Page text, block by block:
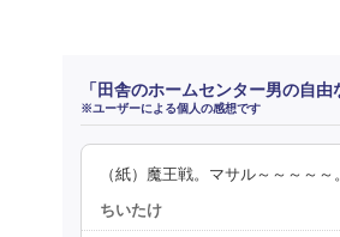
「田舎のホームセンター男の自
※ユーザーによる個人の感想です
（紙）魔王戦。マサル～～～～～
ちいたけ